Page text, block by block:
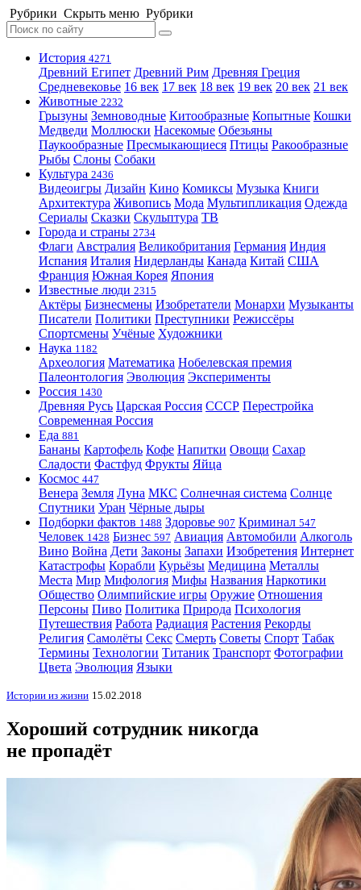
Рубрики Скрыть меню Рубрики
История 4271
Древний Египет Древний Рим Древняя Греция
Средневековье 16 век 17 век 18 век 19 век 20 век 21 век
Животные 2232
Грызуны Земноводные Китообразные Копытные Кошки
Медведи Моллюски Насекомые Обезьяны
Паукообразные Пресмыкающиеся Птицы Ракообразные
Рыбы Слоны Собаки
Культура 2436
Видеоигры Дизайн Кино Комиксы Музыка Книги
Архитектура Живопись Мода Мультипликация Одежда
Сериалы Сказки Скульптура ТВ
Города и страны 2734
Флаги Австралия Великобритания Германия Индия
Испания Италия Нидерланды Канада Китай США
Франция Южная Корея Япония
Известные люди 2315
Актёры Бизнесмены Изобретатели Монархи Музыканты
Писатели Политики Преступники Режиссёры
Спортсмены Учёные Художники
Наука 1182
Археология Математика Нобелевская премия
Палеонтология Эволюция Эксперименты
Россия 1430
Древняя Русь Царская Россия СССР Перестройка
Современная Россия
Еда 881
Бананы Картофель Кофе Напитки Овощи Сахар
Сладости Фастфуд Фрукты Яйца
Космос 447
Венера Земля Луна МКС Солнечная система Солнце
Спутники Уран Чёрные дыры
Подборки фактов 1488 Здоровье 907 Криминал 547
Человек 1428 Бизнес 597 Авиация Автомобили Алкоголь
Вино Война Дети Законы Запахи Изобретения Интернет
Катастрофы Корабли Курьёзы Медицина Металлы
Места Мир Мифология Мифы Названия Наркотики
Общество Олимпийские игры Оружие Отношения
Персоны Пиво Политика Природа Психология
Путешествия Работа Радиация Растения Рекорды
Религия Самолёты Секс Смерть Советы Спорт Табак
Термины Технологии Титаник Транспорт Фотографии
Цвета Эволюция Языки
Истории из жизни 15.02.2018
Хороший сотрудник никогда
не пропадёт